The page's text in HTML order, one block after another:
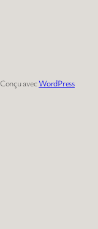
Conçu avecWordPress